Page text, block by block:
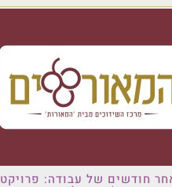
חודשים של עבודה: פרויקט